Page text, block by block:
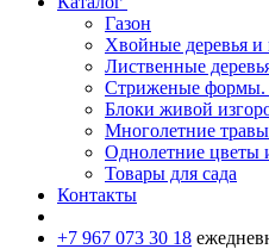
Газон
Хвойные деревья и
Лиственные
Стриженые формы.
Блоки живой
Многолетние
Однолетние цветы
Товары для сада
Контакты
+7 967 073 30 18